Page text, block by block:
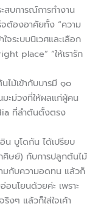
บการณ์การทำงาน
จต้องอาศัยทั้ง “ความ
จระบบนิเวศและเลือก
place” “ให้เรารัก
ม้เข้ากับบารมี ๑๐
มะม่วงที่ให้ผลแก่ผู้คน
ที่ลำต้นตั้งตรง
บูโดกัน ได้เปรียบ
ศิษย์) กับการปลูกต้นไม้
มกับความอดทน แล้วก็
นโยนด้วยค่ะ เพราะ
ริงๆ แล้วก็ใส่ใจเค้า